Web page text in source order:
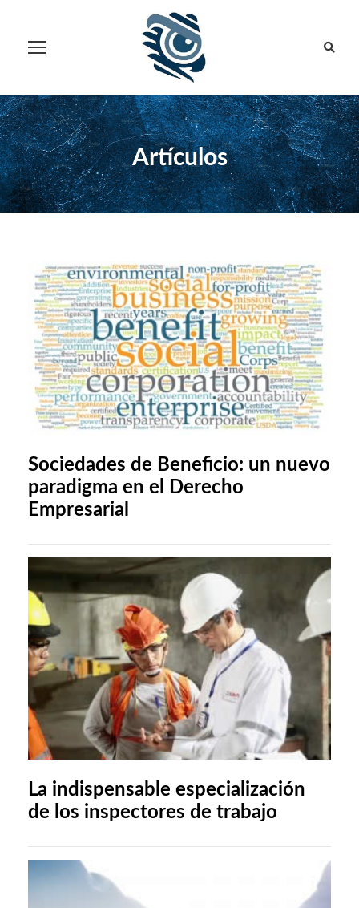
Artículos
Sociedades de Beneficio: un nuevo
paradigma en el Derecho
Empresarial
La indispensable especialización
de los inspectores de trabajo